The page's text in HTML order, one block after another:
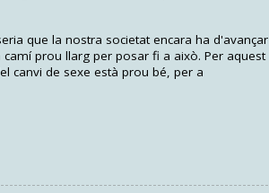
que la nostra societat encara ha d'avançar
prou llarg per posar fi a això. Per aquest
canvi de sexe està prou bé, per a